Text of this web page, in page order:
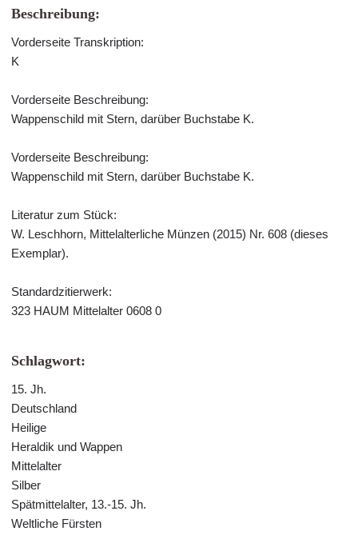
Beschreibung:
Vorderseite Transkription:
K
Vorderseite Beschreibung:
Wappenschild mit Stern, darüber Buchstabe K.
Vorderseite Beschreibung:
Wappenschild mit Stern, darüber Buchstabe K.
Literatur zum Stück:
W. Leschhorn, Mittelalterliche Münzen (2015) Nr. 608 (dieses
Exemplar).
Standardzitierwerk:
323 HAUM Mittelalter 0608 0
Schlagwort:
15. Jh.
Deutschland
Heilige
Heraldik und Wappen
Mittelalter
Silber
Spätmittelalter, 13.-15. Jh.
Weltliche Fürsten